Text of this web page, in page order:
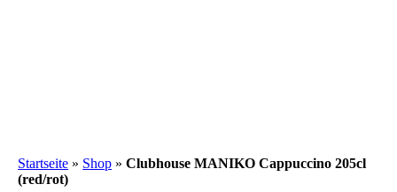
Startseite » Shop »Clubhouse MANIKO Cappuccino 205cl
(red/rot)